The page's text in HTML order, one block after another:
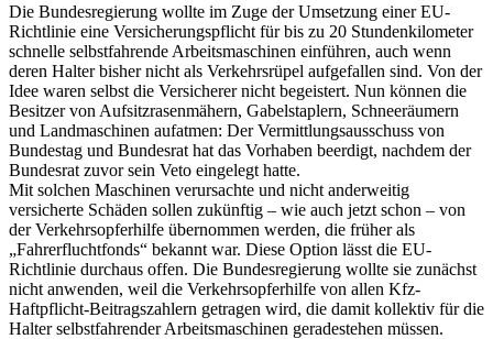
Die Bundesregierung wollte im Zuge der Umsetzung einer EU-
Richtlinie eine Versicherungspflicht für bis zu 20 Stundenkilometer
schnelle selbstfahrende Arbeitsmaschinen einführen, auch wenn
deren Halter bisher nicht als Verkehrsrüpel aufgefallen sind. Von der
Idee waren selbst die Versicherer nicht begeistert. Nun können die
Besitzer von Aufsitzrasenmähern, Gabelstaplern, Schneeräumern
und Landmaschinen aufatmen: Der Vermittlungsausschuss von
Bundestag und Bundesrat hat das Vorhaben beerdigt, nachdem der
Bundesrat zuvor sein Veto eingelegt hatte.
Mit solchen Maschinen verursachte und nicht anderweitig
versicherte Schäden sollen zukünftig – wie auch jetzt schon – von
der Verkehrsopferhilfe übernommen werden, die früher als
„Fahrerfluchtfonds“ bekannt war. Diese Option lässt die EU-
Richtlinie durchaus offen. Die Bundesregierung wollte sie zunächst
nicht anwenden, weil die Verkehrsopferhilfe von allen Kfz-
Haftpflicht-Beitragszahlern getragen wird, die damit kollektiv für die
Halter selbstfahrender Arbeitsmaschinen geradestehen müssen.